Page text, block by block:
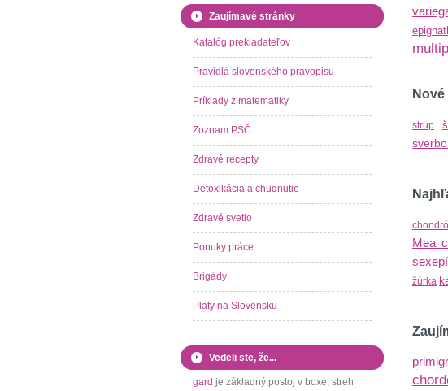
strup
Mea
žúrka
Zaujímavé stránky
Katalóg prekladateľov
Pravidlá slovenského pravopisu
Príklady z matematiky
Zoznam PSČ
Zdravé recepty
Detoxikácia a chudnutie
Zdravé svetlo
Ponuky práce
Brigády
Platy na Slovensku
Vedeli ste, že...
gard je základný postoj v boxe, streh